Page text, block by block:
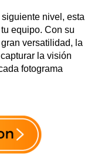
nivel, esta
equipo. Con su
versatilidad, la
la visión
fotograma